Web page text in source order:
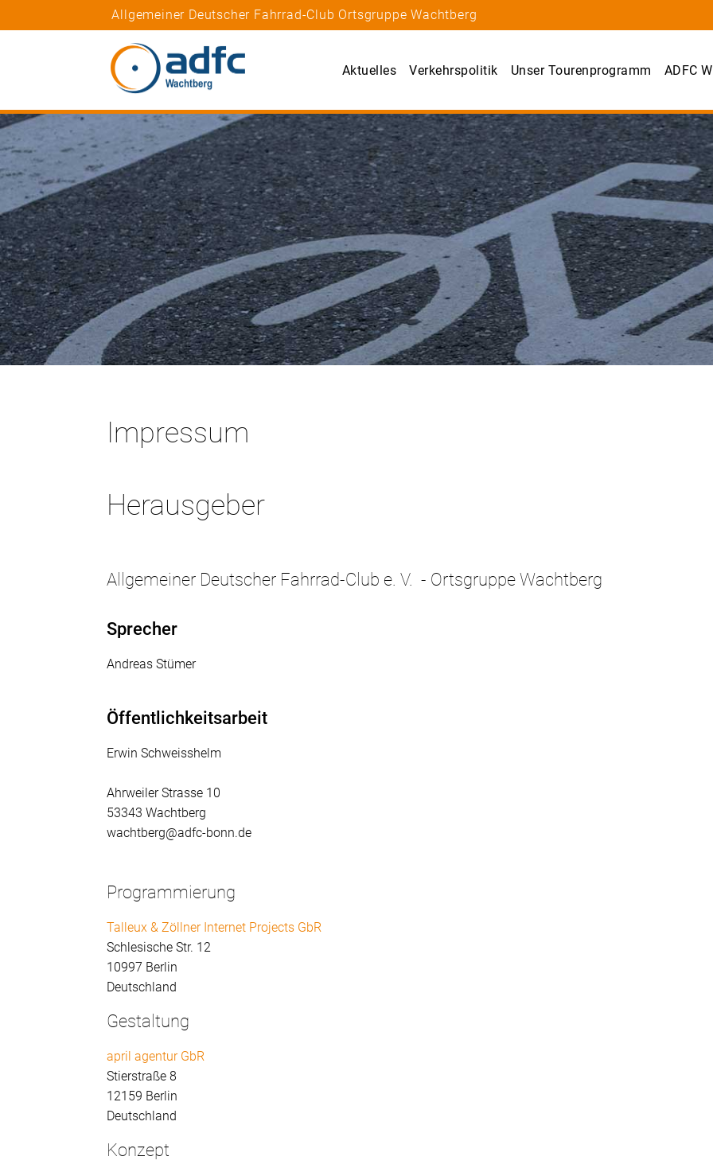
Allgemeiner Deutscher Fahrrad-Club Ortsgruppe Wachtberg
Aktuelles Verkehrspolitik Unser Tourenprogramm ADFC
Impressum
Herausgeber
Allgemeiner Deutscher Fahrrad-Club e. V. - Ortsgruppe Wachtberg
Sprecher
Andreas Stümer
Öffentlichkeitsarbeit
Erwin Schweisshelm
Ahrweiler Strasse 10
53343 Wachtberg
wachtberg@adfc-bonn.de
Programmierung
Talleux & Zöllner Internet Projects GbR
Schlesische Str. 12
10997 Berlin
Deutschland
Gestaltung
april agentur GbR
Stierstraße 8
12159 Berlin
Deutschland
Konzept